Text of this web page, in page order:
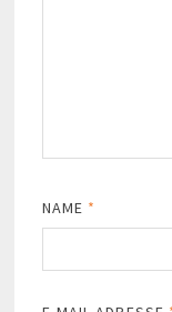
NAME *